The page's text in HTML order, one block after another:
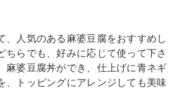
、人気のある麻婆豆腐をおすすめし
ちらでも、好みに応じて使って下さ
麻婆豆腐丼ができ、仕上げに青ネギ
、トッピングにアレンジしても美味